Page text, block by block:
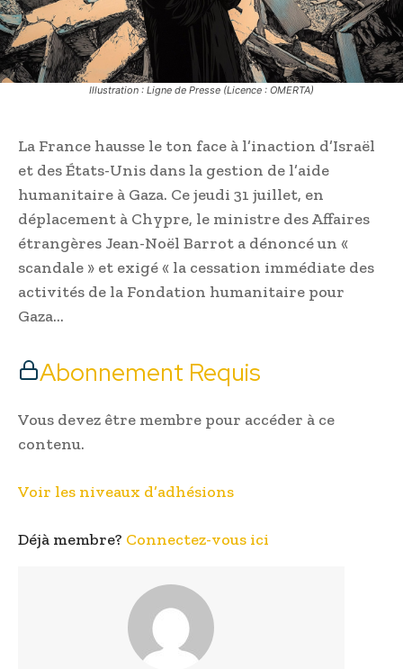
Illustration : Ligne de Presse (Licence : OMERTA)
La France hausse le ton face à l’inaction d’Israël
et des États-Unis dans la gestion de l’aide
humanitaire à Gaza. Ce jeudi 31 juillet, en
déplacement à Chypre, le ministre des Affaires
étrangères Jean-Noël Barrot a dénoncé un «
scandale » et exigé « la cessation immédiate des
activités de la Fondation humanitaire pour
Gaza…
Abonnement Requis
Vous devez être membre pour accéder à ce
contenu.
Voir les niveaux d’adhésions
Déjà membre? Connectez-vous ici